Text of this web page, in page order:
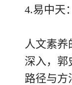
4.易中天
人文素养
深入，郭
路径与方